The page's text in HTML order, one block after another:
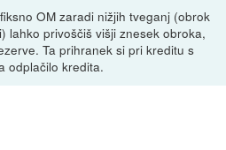
OM zaradi nižjih tveganj (obrok
lahko privoščiš višji znesek obroka,
Ta prihranek si pri kreditu s
odplačilo kredita.